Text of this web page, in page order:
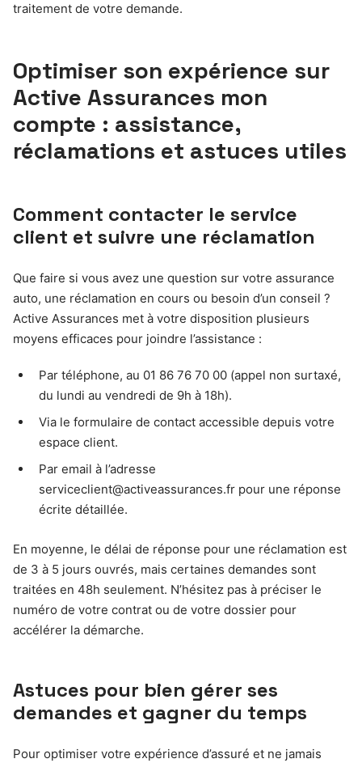
traitement de votre demande.
Optimiser son expérience sur
Active Assurances mon
compte : assistance,
réclamations et astuces utiles
Comment contacter le service
client et suivre une réclamation
Que faire si vous avez une question sur votre assurance
auto, une réclamation en cours ou besoin d’un conseil ?
Active Assurances met à votre disposition plusieurs
moyens efficaces pour joindre l’assistance :
Par téléphone, au 01 86 76 70 00 (appel non surtaxé,
du lundi au vendredi de 9h à 18h).
Via le formulaire de contact accessible depuis votre
espace client.
Par email à l’adresse
serviceclient@activeassurances.fr pour une réponse
écrite détaillée.
En moyenne, le délai de réponse pour une réclamation est
de 3 à 5 jours ouvrés, mais certaines demandes sont
traitées en 48h seulement. N’hésitez pas à préciser le
numéro de votre contrat ou de votre dossier pour
accélérer la démarche.
Astuces pour bien gérer ses
demandes et gagner du temps
Pour optimiser votre expérience d’assuré et ne jamais